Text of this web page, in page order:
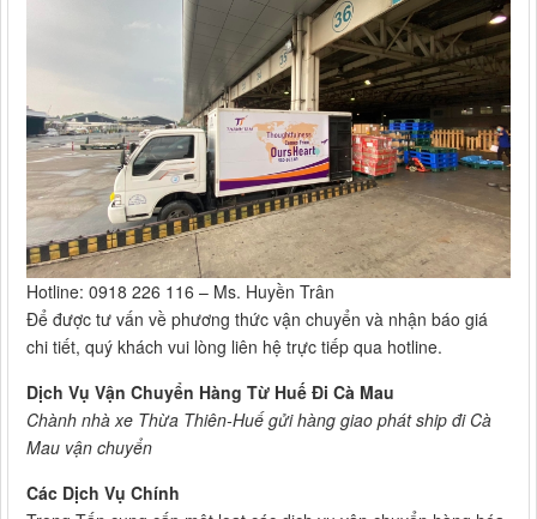
Hotline: 0918 226 116 – Ms. Huyền Trân
Để được tư vấn về phương thức vận chuyển và nhận báo giá
chi tiết, quý khách vui lòng liên hệ trực tiếp qua hotline.
Dịch Vụ Vận Chuyển Hàng Từ Huế Đi Cà Mau
Chành nhà xe Thừa Thiên-Huế gửi hàng giao phát ship đi Cà
Mau vận chuyển
Các Dịch Vụ Chính